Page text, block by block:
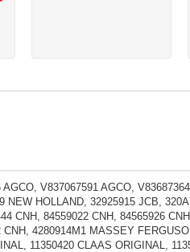
V837067591 AGCO,
HOLLAND, 32925915 JCB,
CNH, 84559022 CNH, 84565926
4280914M1 MASSEY
11350420 CLAAS ORIGINAL,